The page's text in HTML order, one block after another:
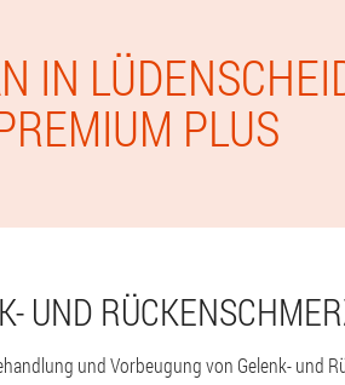
IN
PLUS
UND
und Vorbeugung von Gelenk- und